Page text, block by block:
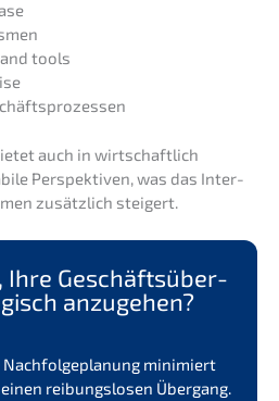
tools
auch in wirtschaft­lich
Perspek­ti­ven, was das Inter­
zusätz­lich steigert.
Ihre Geschäfts­über­
anzugehen?
minimiert
reibungs­lo­sen Übergang.